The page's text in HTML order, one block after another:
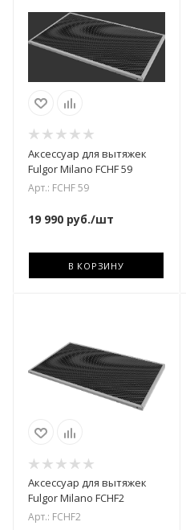
Аксессуар для вытяжек
Fulgor Milano FCHF 59
Арт.: FCHF 59
19 990 руб./шт
В КОРЗИНУ
Аксессуар для вытяжек
Fulgor Milano FCHF2
Арт.: FCHF2